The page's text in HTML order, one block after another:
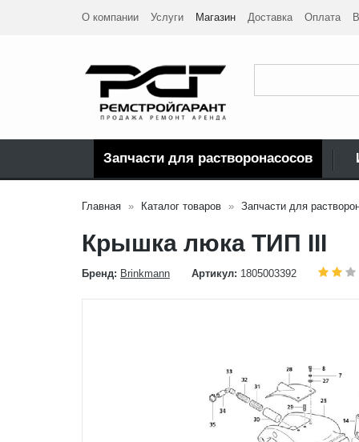
О компании Услуги Магазин Доставка Оплата
Запчасти для растворонасосов
Главная Каталог товаров Запчасти для
Крышка люка ТИП III
Бренд: Brinkmann Артикул: 1805003392